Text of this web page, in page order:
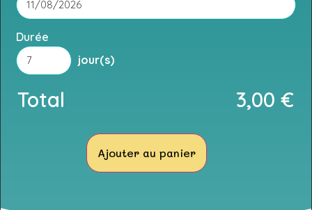
Durée
jour(s)
Total 3,00€
Ajouter au panier